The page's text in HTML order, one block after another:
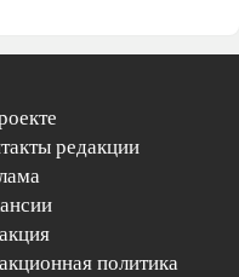
редакции
политика